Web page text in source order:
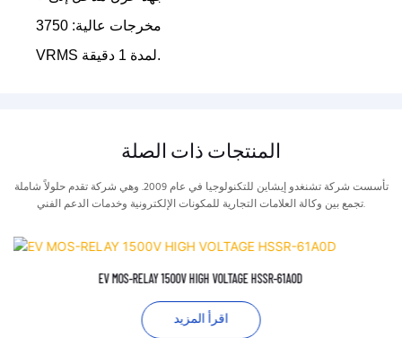
مخرجات عالية: 3750
VRMS لمدة 1 دقيقة.
المنتجات ذات الصلة
تأسست شركة تشنغدو إيشاين للتكنولوجيا في عام 2009. وهي شركة تقدم حلولاً شاملة
تجمع بين وكالة العلامات التجارية للمكونات الإلكترونية وخدمات الدعم الفني.
EV MOS-RELAY 1500V HIGH VOLTAGE HSSR-61A0D
اقرأ المزيد